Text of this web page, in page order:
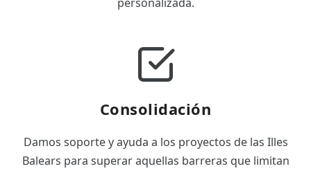
Consolidación
Damos soporte y ayuda a los proyectos de las Illes
Balears para superar aquellas barreras que limitan